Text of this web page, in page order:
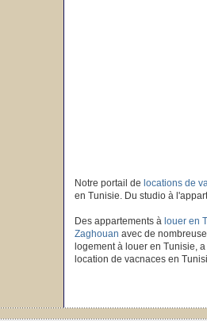
Notre portail de locations de
en Tunisie. Du studio à
Des appartements à louer en
Zaghouan avec de
logement à louer en Tunisie,
location de vacnaces en